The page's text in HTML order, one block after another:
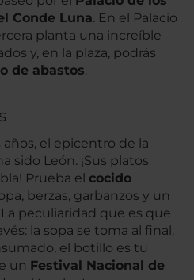
Conde Luna. En el Palacio
planta una increíble
y, en la plaza, podrás
de abastos.
el epicentro de la
sido León. ¡Sus platos
Prueba el cocido
berzas, garbanzos y un
peculiaridad que es que
la sopa se toma al final.
el botillo es tu
un Festival Nacional de